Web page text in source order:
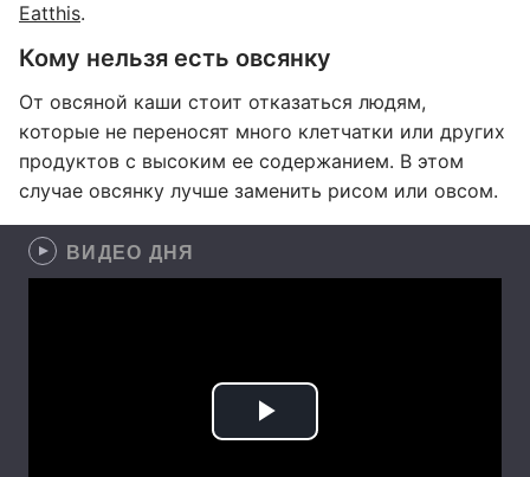
Еatthis.
Кому нельзя есть овсянку
От овсяной каши стоит отказаться людям,
которые не переносят много клетчатки или других
продуктов с высоким ее содержанием. В этом
случае овсянку лучше заменить рисом или овсом.
ВИДЕО ДНЯ